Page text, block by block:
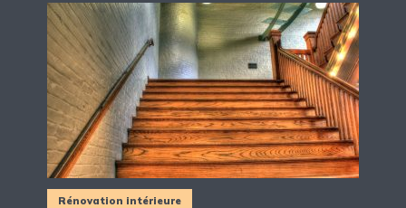
Rénovation intérieure